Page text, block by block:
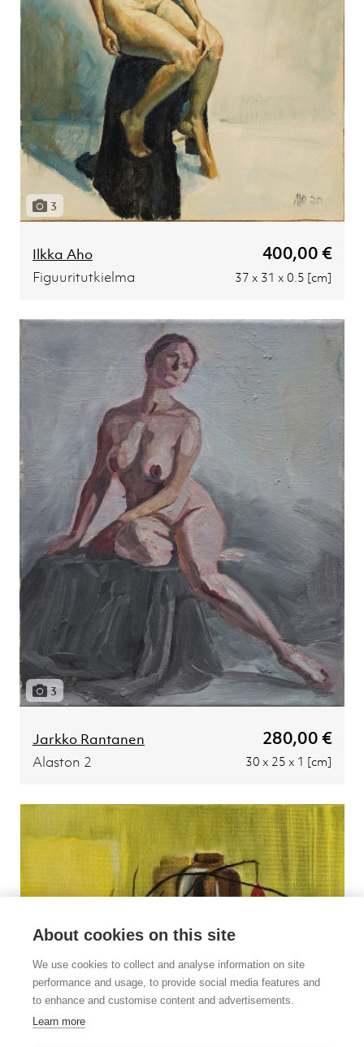
3
Ilkka Aho 400,00 €
Figuuritutkielma 37 x 31 x 0.5 [cm]
3
Jarkko Rantanen 280,00 €
Alaston 2 30 x 25 x 1 [cm]
About cookies on this site
We use cookies to collect and analyse information on site
performance and usage, to provide social media features and
to enhance and customise content and advertisements.
Learn more